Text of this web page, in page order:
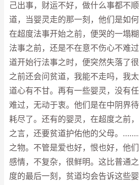
己出事，财运不好，做什么事都不
道，当婴灵走的那一刻，他们是如
在超度法事开始之前，便哭的一塌
法事之前，还是不在意不伤心不难
道开始行法事之时，便突然失落了
之前还会问贫道，我能不走吗，我
道心有不甘。再有一些婴灵，没有
难过，无动于衷。他们是在中阴界
耗尽了。还有的婴灵，在超度之前
之言，还要贫道护佑他的父母。
之物。不管是爱也好，恨也好，他
感情，不复杂，很鲜明。这比普通
度的最后一刻，贫道均会告诉这些